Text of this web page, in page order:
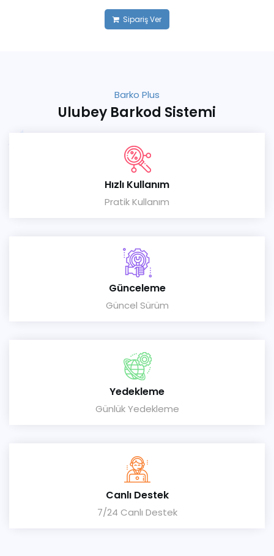
Sipariş Ver
Barko Plus
Ulubey Barkod Sistemi
Hızlı Kullanım
Pratik Kullanım
Günceleme
Güncel Sürüm
Yedekleme
Günlük Yedekleme
Canlı Destek
7/24 Canlı Destek